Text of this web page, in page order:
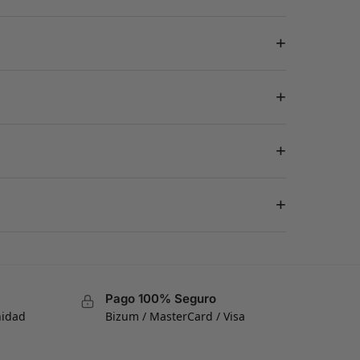
+
+
+
+
Pago 100% Seguro
Bizum / MasterCard / Visa